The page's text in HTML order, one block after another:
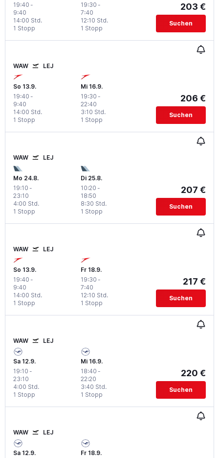
19:40 -
9:40
1 Stopp
14:00 Std.
19:30 -
7:40
1 Stopp
12:10 Std.
203 €
Suchen
WAW LEJ
So 13.9.
19:40 -
9:40
1 Stopp
14:00 Std.
Mi 16.9.
19:30 -
22:40
1 Stopp
3:10 Std.
206 €
Suchen
WAW LEJ
Mo 24.8.
19:10 -
23:10
1 Stopp
4:00 Std.
Di 25.8.
10:20 -
18:50
1 Stopp
8:30 Std.
207 €
Suchen
WAW LEJ
So 13.9.
19:40 -
9:40
1 Stopp
14:00 Std.
Fr 18.9.
19:30 -
7:40
1 Stopp
12:10 Std.
217 €
Suchen
WAW LEJ
Sa 12.9.
19:10 -
23:10
1 Stopp
4:00 Std.
Mi 16.9.
18:40 -
22:20
1 Stopp
3:40 Std.
220 €
Suchen
WAW LEJ
Sa 12.9.
Fr 18.9.